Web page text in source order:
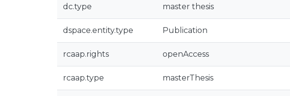
dc.type master thesis
dspace.entity.type Publication
rcaap.rights openAccess
rcaap.type masterThesis